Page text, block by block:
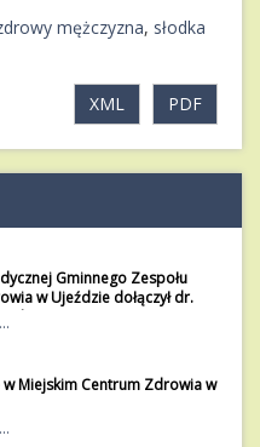
mężczyzna, słodka
PDF
XML
Gminnego Zespołu
w Ujeździe dołączył dr.
Gminnego Zespołu
Wojskowej
w Łodzi. Pracując w
RP o odpowiedzialny był
medyczne ćwiczeń,
Miejskim Centrum Zdrowia w
r. do grona lekarzy
Zdrowia w Ujeździe